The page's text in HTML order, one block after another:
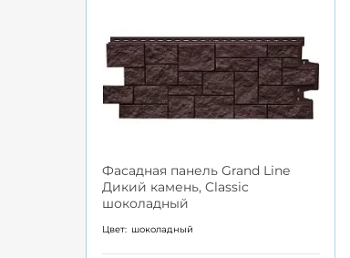
Фасадная панель Grand Line
Дикий камень, Classic
шоколадный
Цвет: шоколадный